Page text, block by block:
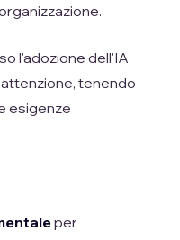
l'adozione dell'IA
tenendo
esigenze
per